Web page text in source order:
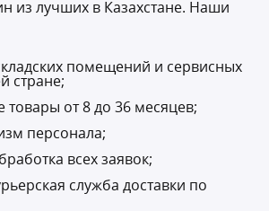
из лучших в Казахстане. Наши
помещений и сервисных
стране;
товары от 8 до 36 месяцев;
персонала;
всех заявок;
служба доставки по